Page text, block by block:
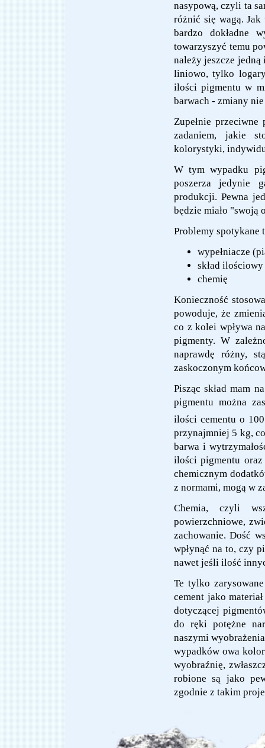
nasypową, czyli ta
różnić się wagą.
bardzo dokładne
towarzyszyć temu
należy jeszcze
liniowo, tylko
ilości pigmentu w
barwach - zmiany
Zupełnie
zadaniem, jakie
kolorystyki,
W tym wypadku
poszerza jedynie
produkcji. Pewna
będzie miało "swoją
Problemy spotykane
wypełniacze
skład
chemię
Konieczność
powoduje, że
co z kolei wpływa
pigmenty. W
naprawdę różny,
zaskoczonym
Pisząc skład mam
pigmentu można
ilości cementu o
przynajmniej 5 kg,
barwa i
ilości pigmentu oraz
chemicznym
z normami, mogą w
Chemia, czyli
powierzchniowe,
zachowanie. Dość
wpłynąć na to, czy
nawet jeśli ilość
Te tylko
cement jako
dotyczącej
do ręki potężne
naszymi
wypadków owa
wyobraźnię,
robione są jako
zgodnie z takim